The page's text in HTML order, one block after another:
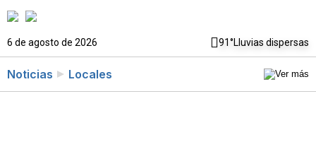
6 de agosto de 2026 91°Lluvias dispersas
Noticias Locales